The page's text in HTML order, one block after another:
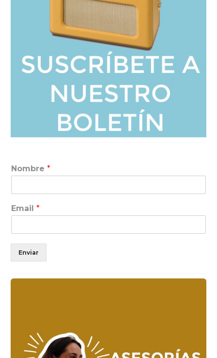
Nombre*
Email*
Enviar